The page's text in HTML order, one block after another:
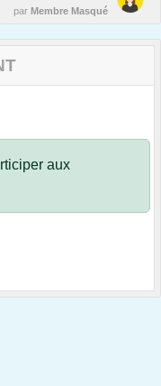
par Membre Masqué
aux